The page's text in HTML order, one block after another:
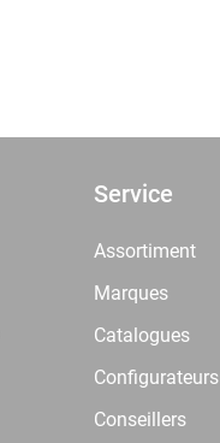
Service
Assortiment
Marques
Catalogues
Configurateurs
Conseillers